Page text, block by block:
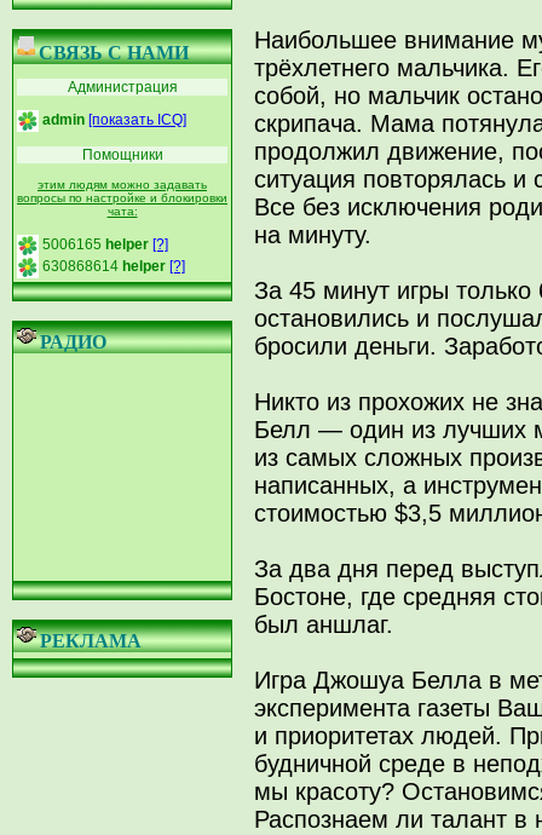
СВЯЗЬ С НАМИ
Администрация
admin [показать ICQ]
Помощники
этим людям можно задавать
вопросы по настройке и блокировки
чата:
5006165 helper [?]
630868614 helper [?]
РАДИО
РЕКЛАМА
Наибольшее внимание
трёхлетнего мальчика.
собой, но мальчик
скрипача. Мама
продолжил движение,
ситуация повторялась и
Все без исключения
на минуту.
За 45 минут игры только
остановились и
бросили деньги.
Никто из прохожих не
Белл — один из лучших
из самых сложных
написанных, а
стоимостью $3,5
За два дня перед
Бостоне, где средняя
был аншлаг.
Игра Джошуа Белла в
эксперимента газеты
и приоритетах людей.
будничной среде в
мы красоту?
Распознаем ли талант в